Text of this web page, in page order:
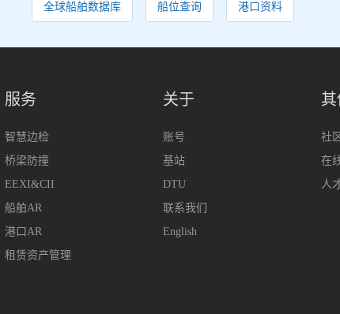
全球船舶数据库 船位查询 港口资料
服务
智慧边检
桥梁防撞
EEXI&CII
船舶AR
港口AR
租赁资产管理
关于
账号
基站
DTU
联系我们
English
社
在
人